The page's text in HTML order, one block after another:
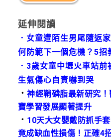
延伸閱讀
． 女童遭陌生男尾隨返
何防範下一個危機？5招
． 3歲女童中壢火車站前
生氣傷心自責嚇到哭
．神經鞘磷脂最新研究
寶學習發展顯著提升
． 10天大女嬰戴防抓手
竟成缺血性損傷！正確4